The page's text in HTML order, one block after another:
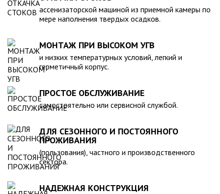
компанией, произведена в полном соответствии с
действующими стандартами и полностью безопасна в
экологическом отношении.
ассенизаторской машиной из приемной камеры по
мере наполнения твердых осадков.
МОНТАЖ ПРИ ВЫСОКОМ УГВ
и низких температурных условий, легкий и
герметичный корпус.
ПРОСТОЕ ОБСЛУЖИВАНИЕ
самостоятельно или сервисной службой.
ДЛЯ СЕЗОННОГО И ПОСТОЯННОГО
ПРОЖИВАНИЯ
(пользования), частного и производственного
сектора.
НАДЕЖНАЯ КОНСТРУКЦИЯ